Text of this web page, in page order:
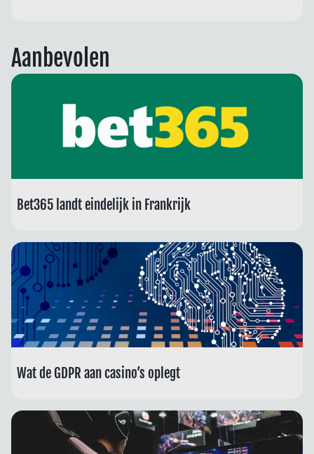
Aanbevolen
Bet365 landt eindelijk in Frankrijk
Wat de GDPR aan casino’s oplegt